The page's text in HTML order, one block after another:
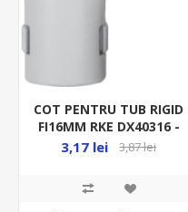
COT PENTRU TUB RIGID
FI16MM RKE DX40316 -
90GR - RACORD RIGID
3,17 lei 3,87 lei